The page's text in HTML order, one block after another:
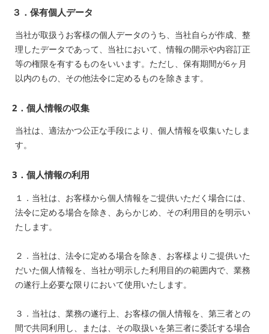
３．保有個人データ
当社が取扱うお客様の個人データのうち、当社自らが作成、整
理したデータであって、当社において、情報の開示や内容訂正
等の権限を有するものをいいます。ただし、保有期間が6ヶ月
以内のもの、その他法令に定めるものを除きます。
2．個人情報の収集
当社は、適法かつ公正な手段により、個人情報を収集いたしま
す。
3．個人情報の利用
１．当社は、お客様から個人情報をご提供いただく場合には、
法令に定める場合を除き、あらかじめ、その利用目的を明示い
たします。
２．当社は、法令に定める場合を除き、お客様よりご提供いた
だいた個人情報を、当社が明示した利用目的の範囲内で、業務
の遂行上必要な限りにおいて使用いたします。
３．当社は、業務の遂行上、お客様の個人情報を、第三者との
間で共同利用し、または、その取扱いを第三者に委託する場合